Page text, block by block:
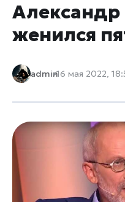
Александр
женился
admin16 мая 2022,